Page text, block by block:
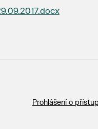
Prohlášení o